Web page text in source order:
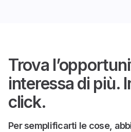
Trova
interessa di più.
click.
Per semplificarti le cose,